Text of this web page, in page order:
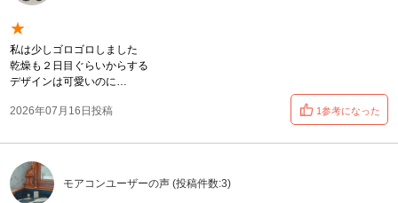
★
私は少しゴロゴロしました
乾燥も２日目ぐらいからする
デザインは可愛いのに…
2026年07月16日投稿 1参考になった
モアコンユーザーの声 (投稿件数:3)